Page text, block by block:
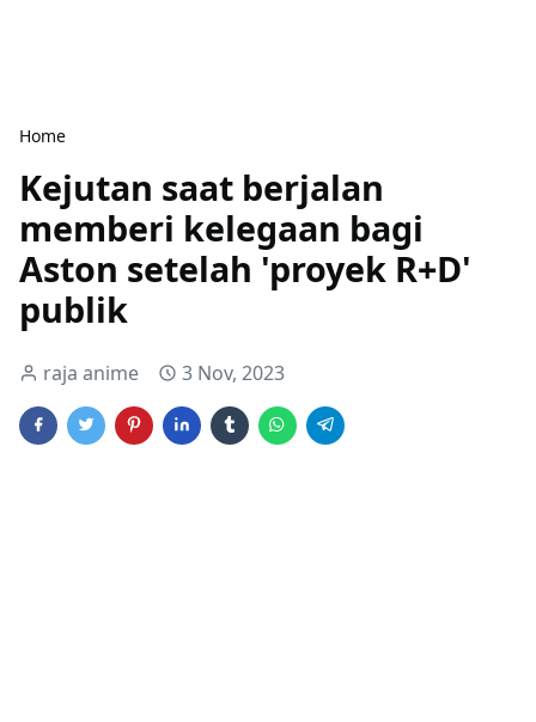
Home
Kejutan saat berjalan
memberi kelegaan bagi
Aston setelah 'proyek R+D'
publik
raja anime 3 Nov, 2023